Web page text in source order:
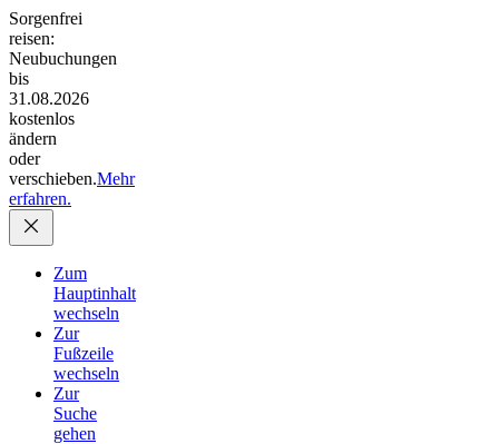
Sorgenfrei
reisen:
Neubuchungen
bis
31.08.2026
kostenlos
ändern
oder
verschieben.Mehr
erfahren.
Zum
Hauptinhalt
wechseln
Zur
Fußzeile
wechseln
Zur
Suche
gehen